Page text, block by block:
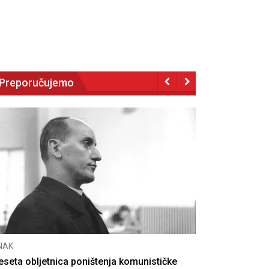
Preporučujemo
obljetnica poništenja komunističke